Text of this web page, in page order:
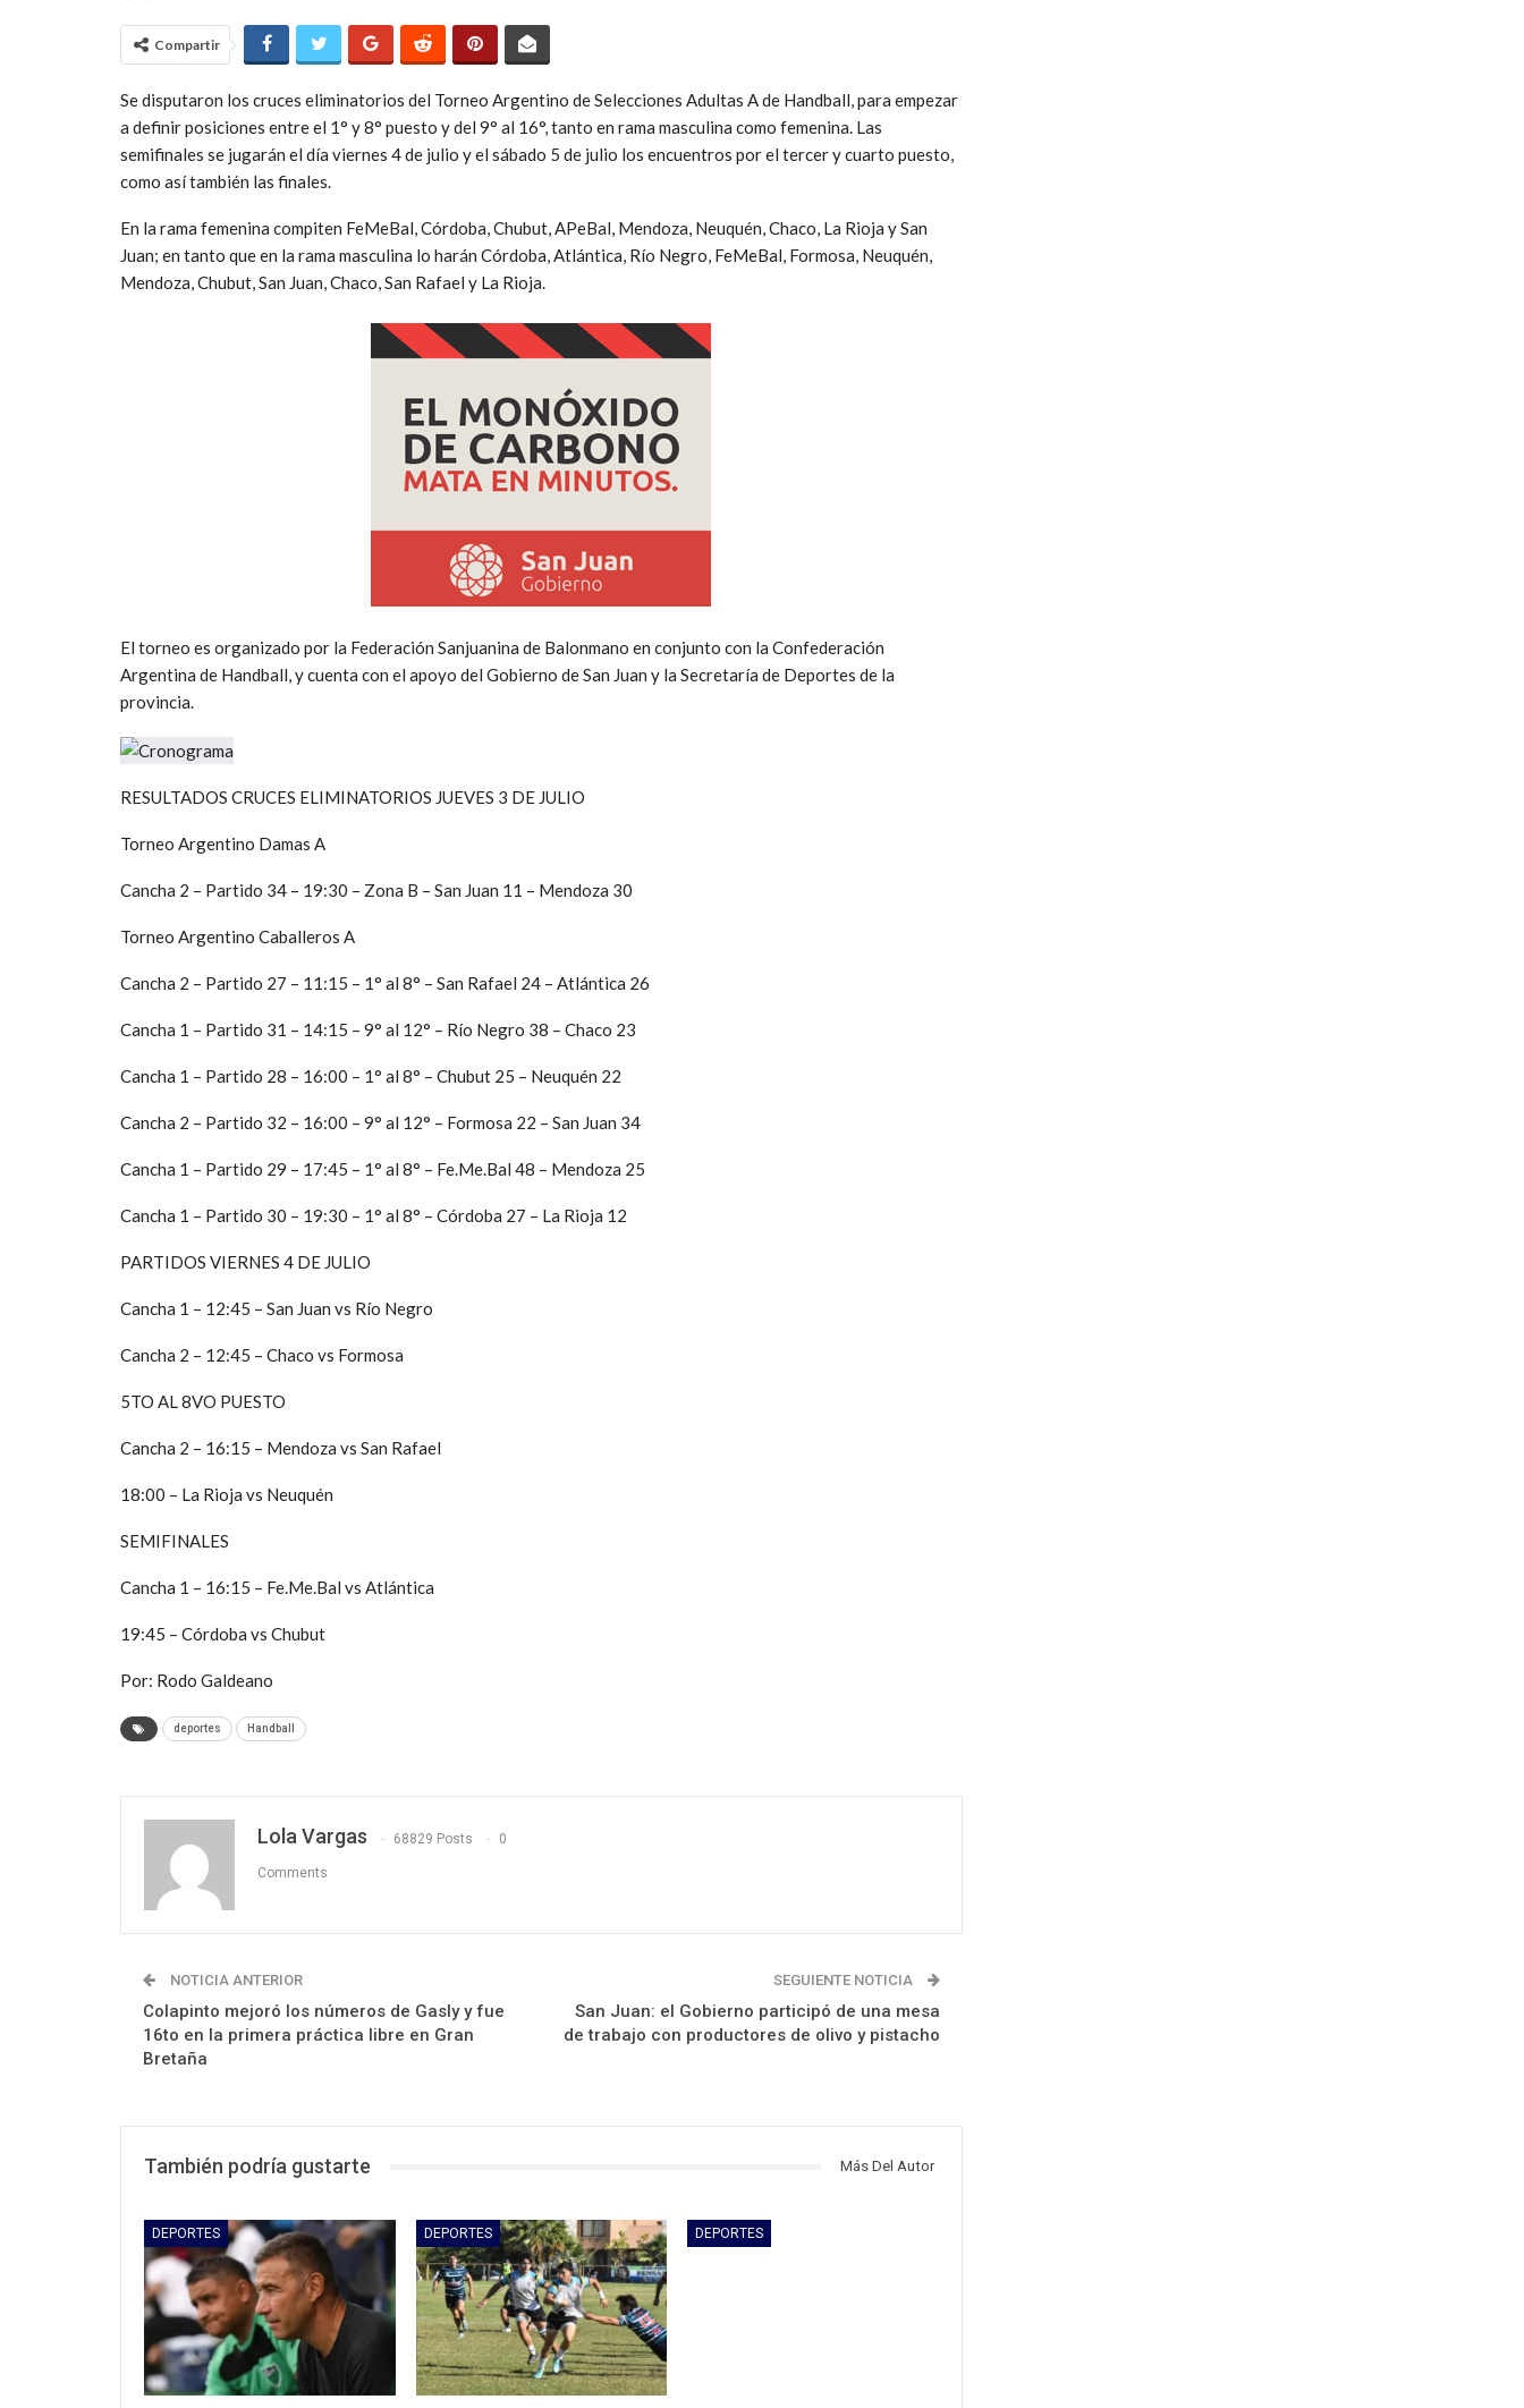
Compartir
Se disputaron los cruces eliminatorios del Torneo Argentino de Selecciones Adultas A de Handball, para empezar
a definir posiciones entre el 1° y 8° puesto y del 9° al 16°, tanto en rama masculina como femenina. Las
semifinales se jugarán el día viernes 4 de julio y el sábado 5 de julio los encuentros por el tercer y cuarto puesto,
como así también las finales.
En la rama femenina compiten FeMeBal, Córdoba, Chubut, APeBal, Mendoza, Neuquén, Chaco, La Rioja y San
Juan; en tanto que en la rama masculina lo harán Córdoba, Atlántica, Río Negro, FeMeBal, Formosa, Neuquén,
Mendoza, Chubut, San Juan, Chaco, San Rafael y La Rioja.
El torneo es organizado por la Federación Sanjuanina de Balonmano en conjunto con la Confederación
Argentina de Handball, y cuenta con el apoyo del Gobierno de San Juan y la Secretaría de Deportes de la
provincia.
RESULTADOS CRUCES ELIMINATORIOS JUEVES 3 DE JULIO
Torneo Argentino Damas A
Cancha 2 – Partido 34 – 19:30 – Zona B – San Juan 11 – Mendoza 30
Torneo Argentino Caballeros A
Cancha 2 – Partido 27 – 11:15 – 1° al 8° – San Rafael 24 – Atlántica 26
Cancha 1 – Partido 31 – 14:15 – 9° al 12° – Río Negro 38 – Chaco 23
Cancha 1 – Partido 28 – 16:00 – 1° al 8° – Chubut 25 – Neuquén 22
Cancha 2 – Partido 32 – 16:00 – 9° al 12° – Formosa 22 – San Juan 34
Cancha 1 – Partido 29 – 17:45 – 1° al 8° – Fe.Me.Bal 48 – Mendoza 25
Cancha 1 – Partido 30 – 19:30 – 1° al 8° – Córdoba 27 – La Rioja 12
PARTIDOS VIERNES 4 DE JULIO
Cancha 1 – 12:45 – San Juan vs Río Negro
Cancha 2 – 12:45 – Chaco vs Formosa
5TO AL 8VO PUESTO
Cancha 2 – 16:15 – Mendoza vs San Rafael
18:00 – La Rioja vs Neuquén
SEMIFINALES
Cancha 1 – 16:15 – Fe.Me.Bal vs Atlántica
19:45 – Córdoba vs Chubut
Por: Rodo Galdeano
deportes Handball
Lola Vargas 68829 Posts 0
Comments
NOTICIA ANTERIOR
Colapinto mejoró los números de Gasly y fue
16to en la primera práctica libre en Gran
Bretaña
SEGUIENTE NOTICIA
San Juan: el Gobierno participó de una mesa
de trabajo con productores de olivo y pistacho
También podría gustarte Más Del Autor
DEPORTES DEPORTES DEPORTES